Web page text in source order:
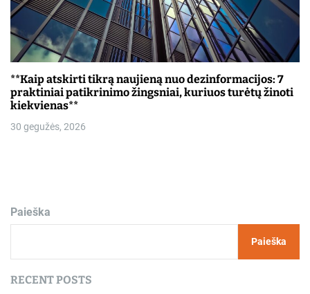
**Kaip atskirti tikrą naujieną nuo dezinformacijos: 7
praktiniai patikrinimo žingsniai, kuriuos turėtų žinoti
kiekvienas**
30 gegužės, 2026
Paieška
Paieška
RECENT POSTS